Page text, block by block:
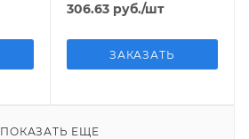
306.63руб./шт
ЗАКАЗАТЬ
ПОКАЗАТЬ ЕЩЕ